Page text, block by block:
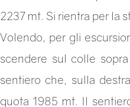
2237 mt. Si rientra per la
Volendo, per gli
scendere sul colle
sentiero che, sulla
quota 1985 mt. Il